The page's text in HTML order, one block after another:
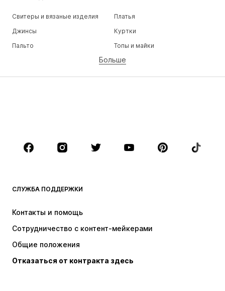
Свитеры и вязаные изделия
Платья
Джинсы
Куртки
Пальто
Топы и майки
Белье
Аксессуары
Премиум
НОВИНКИ
Куртки
Свитеры и вязаные изделия
Белье
Пальто
Юбки
Больше
СЛУЖБА ПОДДЕРЖКИ
Контакты и помощь
Сотрудничество с контент-мейкерами
Общие положения
Отказаться от контракта здесь